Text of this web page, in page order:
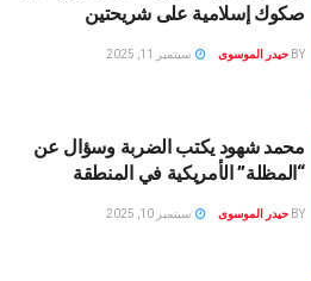
صكوك إسلامية على شريحتين
BY حيدر الموسوى سبتمبر 11, 2025
محمد شهود يكتب الضربة وسؤال عن
“المظلة” الأمريكية في المنطقة
BY حيدر الموسوى سبتمبر 10, 2025